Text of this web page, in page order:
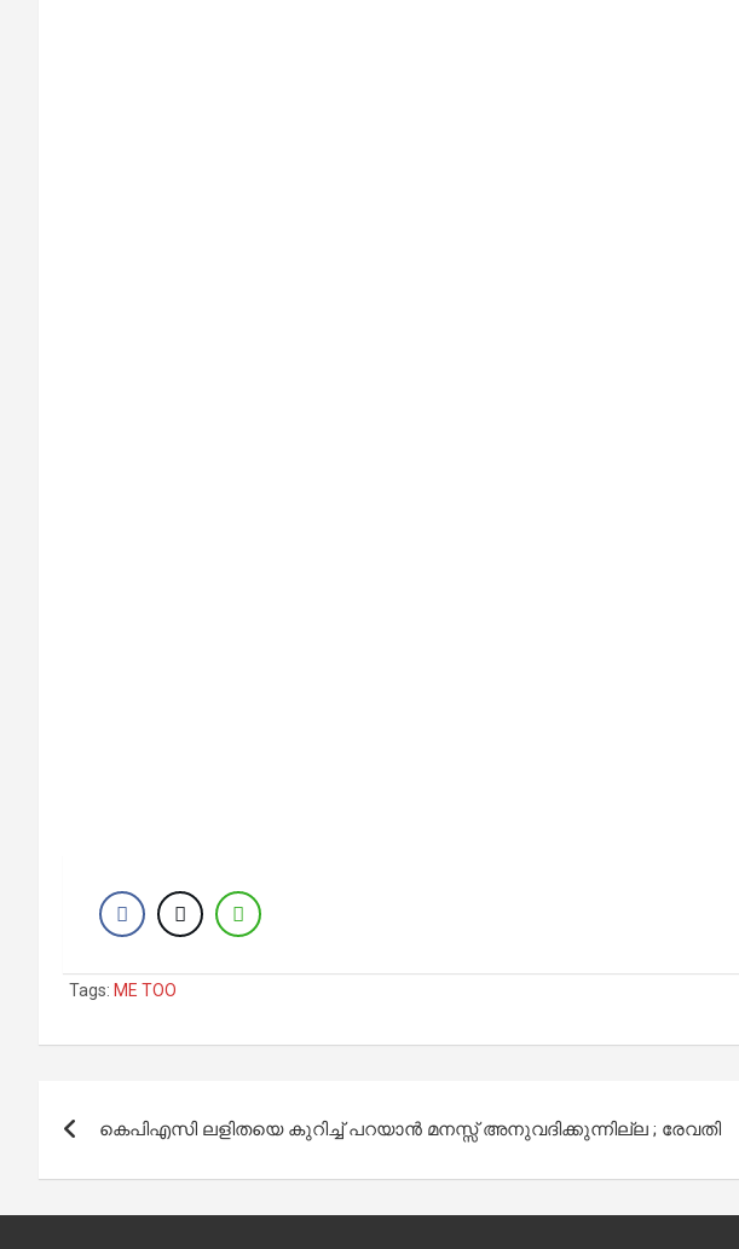
Tags: ME TOO
navigation
കെപിഎസി ലളിതയെ കുറിച്ച് പറയാന്‍ മനസ്സ് അനുവദിക്കുന്നില്ല ; രേവതി